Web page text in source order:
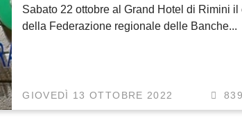
Sabato 22 ottobre al Grand Hotel di Rimini il
della Federazione regionale delle Banche...
GIOVEDÌ 13 OTTOBRE 2022 839